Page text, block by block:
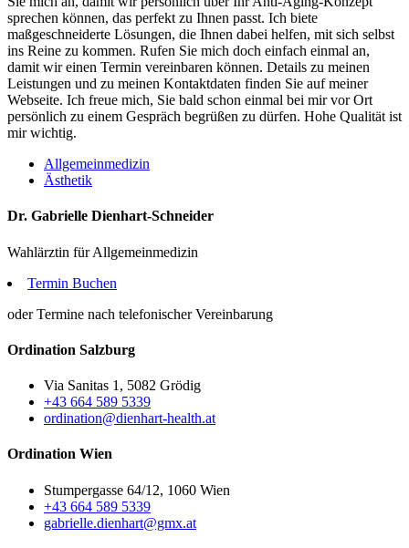
sprechen können, das perfekt zu Ihnen passt. Ich biete
maßgeschneiderte Lösungen, die Ihnen dabei helfen, mit sich selbst
ins Reine zu kommen. Rufen Sie mich doch einfach einmal an,
damit wir einen Termin vereinbaren können. Details zu meinen
Leistungen und zu meinen Kontaktdaten finden Sie auf meiner
Webseite. Ich freue mich, Sie bald schon einmal bei mir vor Ort
persönlich zu einem Gespräch begrüßen zu dürfen. Hohe Qualität ist
mir wichtig.
Allgemeinmedizin
Ästhetik
Dr. Gabrielle Dienhart-Schneider
Wahlärztin für Allgemeinmedizin
Termin Buchen
oder Termine nach telefonischer Vereinbarung
Ordination Salzburg
Via Sanitas 1, 5082 Grödig
+43 664 589 5339
ordination@dienhart-health.at
Ordination Wien
Stumpergasse 64/12, 1060 Wien
+43 664 589 5339
gabrielle.dienhart@gmx.at